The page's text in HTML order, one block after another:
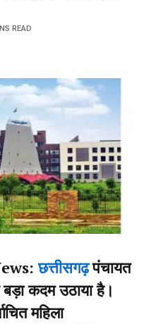
READ
छत्तीसगढ़पंचायत
बड़ा कदम उठाया है।
महिला